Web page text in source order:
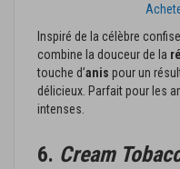
Inspiré de la célèbre
combine la douceur de la
touche d’anis pour un
délicieux. Parfait pour les
intenses.
6. Cream